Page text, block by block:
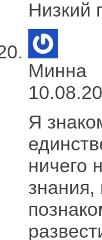
Низкий
Минна
Я
ничего